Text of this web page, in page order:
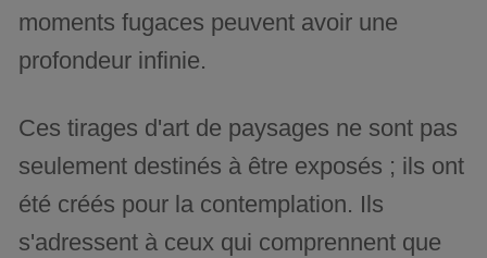
moments fugaces peuvent avoir une
profondeur infinie.
Ces tirages d'art de paysages ne sont pas
seulement destinés à être exposés ; ils ont
été créés pour la contemplation. Ils
s'adressent à ceux qui comprennent que